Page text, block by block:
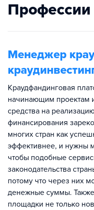
Профессии
Менеджер
Краудфандинговая
начинающим проектам
средства на
финансирования
многих стран как
эффективнее, и нужны
чтобы подобные
законодательства
потому что через них
денежные суммы.
площадки не только